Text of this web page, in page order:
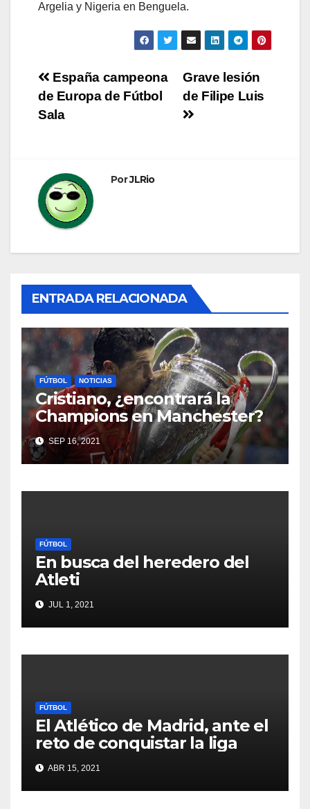
Argelia y Nigeria en Benguela.
Navegación
de
Grave lesión
de Filipe Luis
España campeona
de Europa de Fútbol
Sala
PorJLRio
ENTRADA RELACIONADA
FÚTBOL NOTICIAS
Cristiano, ¿encontrará la
Champions en Manchester?
SEP 16, 2021
FÚTBOL
En busca del heredero del
Atleti
JUL 1, 2021
FÚTBOL
El Atlético de Madrid, ante el
reto de conquistar la liga
ABR 15, 2021